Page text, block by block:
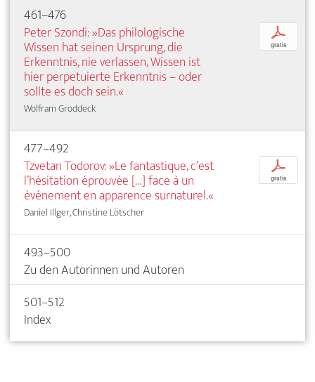
461–476
Peter Szondi: »Das philologische
Wissen hat seinen Ursprung, die
Erkenntnis, nie verlassen, Wissen ist
hier perpetuierte Erkenntnis – oder
sollte es doch sein.«
Wolfram Groddeck
p
gratis
477–492
Tzvetan Todorov: »Le fantastique, c’est
l’hésitation éprouvée […] face à un
événement en apparence surnaturel.«
Daniel Illger, Christine Lötscher
p
gratis
493–500
Zu den Autorinnen und Autoren
501–512
Index